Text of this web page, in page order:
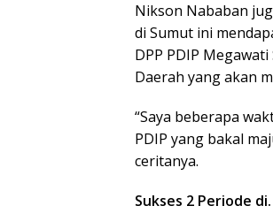
Nikson Nababan
di Sumut ini
DPP PDIP
Daerah yang akan
“Saya beberapa
PDIP yang bakal
ceritanya.
Sukses 2 Periode